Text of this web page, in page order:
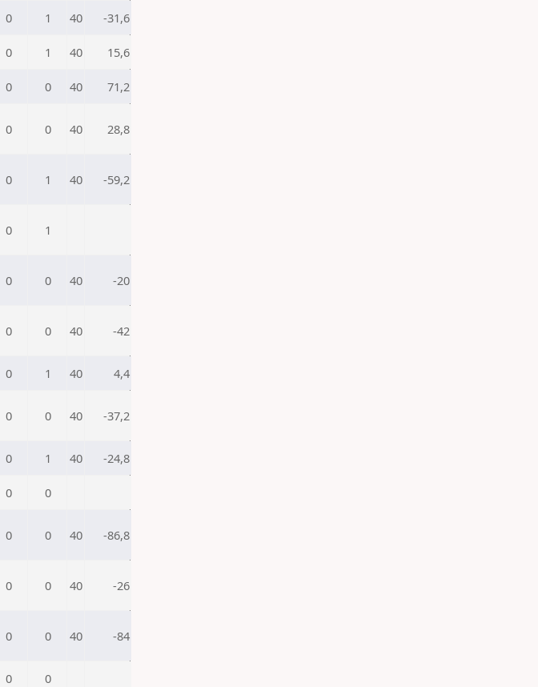
0 1 40 -31,6
0 1 40 15,6
0 0 40 71,2
0 0 40 28,8
0 1 40 -59,2
0 1
0 0 40 -20
0 0 40 -42
0 1 40 4,4
0 0 40 -37,2
0 1 40 -24,8
0 0
0 0 40 -86,8
0 0 40 -26
0 0 40 -84
0 0